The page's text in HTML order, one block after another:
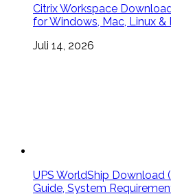
Citrix Workspace
for Windows, Mac, Linux &
Juli 14, 2026
UPS WorldShip Download
Guide, System